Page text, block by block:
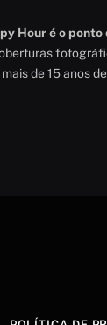
Hour é o
mais de 15 anos